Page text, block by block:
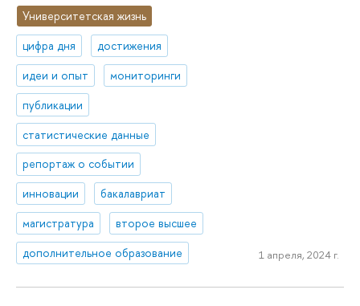
Университетская жизнь
цифра дня
достижения
идеи и опыт
мониторинги
публикации
статистические данные
репортаж о событии
инновации
бакалавриат
магистратура
второе высшее
дополнительное образование
1 апреля, 2024 г.